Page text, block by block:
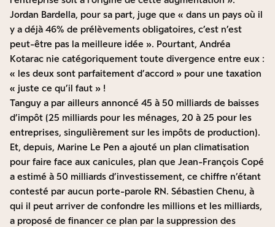
Jordan Bardella, pour sa part, juge que « dans un pays où il
y a déjà 46% de prélèvements obligatoires, c’est n’est
peut-être pas la meilleure idée ». Pourtant, Andréa
Kotarac nie catégoriquement toute divergence entre eux :
« les deux sont parfaitement d’accord » pour une taxation
« juste ce qu’il faut » !
Tanguy a par ailleurs annoncé 45 à 50 milliards de baisses
d’impôt (25 milliards pour les ménages, 20 à 25 pour les
entreprises, singulièrement sur les impôts de production).
Et, depuis, Marine Le Pen a ajouté un plan climatisation
pour faire face aux canicules, plan que Jean-François Copé
a estimé à 50 milliards d’investissement, ce chiffre n’étant
contesté par aucun porte-parole RN. Sébastien Chenu, à
qui il peut arriver de confondre les millions et les milliards,
a proposé de financer ce plan par la suppression des